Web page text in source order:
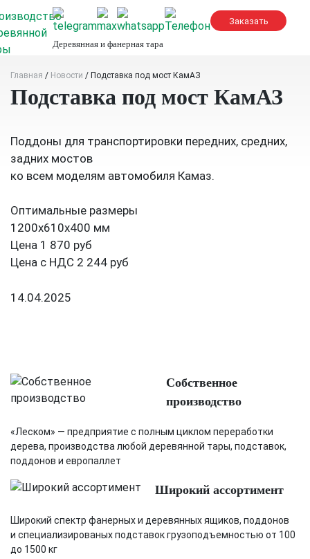
to
content
Деревянная и фанерная тара
Главная / Новости / Подставка под мост КамАЗ
Подставка под мост КамАЗ
Поддоны для транспортировки передних, средних,
задних мостов
ко всем моделям автомобиля Камаз.
Оптимальные размеры
1200х610х400 мм
Цена 1 870 руб
Цена с НДС 2 244 руб
14.04.2025
Собственное
производство
«Леском» — предприятие с полным циклом переработки
дерева, производства любой деревянной тары, подставок,
поддонов и европаллет
Широкий ассортимент
Широкий спектр фанерных и деревянных ящиков, поддонов
и специализированых подставок грузоподъемностью от 100
до 1500 кг